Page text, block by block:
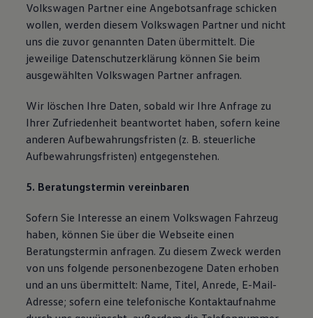
Volkswagen Partner eine Angebotsanfrage schicken
wollen, werden diesem Volkswagen Partner und nicht
uns die zuvor genannten Daten übermittelt. Die
jeweilige Datenschutzerklärung können Sie beim
ausgewählten Volkswagen Partner anfragen.
Wir löschen Ihre Daten, sobald wir Ihre Anfrage zu
Ihrer Zufriedenheit beantwortet haben, sofern keine
anderen Aufbewahrungsfristen (z. B. steuerliche
Aufbewahrungsfristen) entgegenstehen.
5. Beratungstermin vereinbaren
Sofern Sie Interesse an einem Volkswagen Fahrzeug
haben, können Sie über die Webseite einen
Beratungstermin anfragen. Zu diesem Zweck werden
von uns folgende personenbezogene Daten erhoben
und an uns übermittelt: Name, Titel, Anrede, E-Mail-
Adresse; sofern eine telefonische Kontaktaufnahme